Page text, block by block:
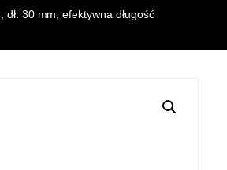
30 mm, efektywna długość